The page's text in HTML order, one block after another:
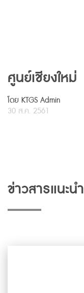
ศูนย์เชียงใหม่
โดย KTGS Admin
30 ส.ค. 2561
ข่าวสารแนะนำ